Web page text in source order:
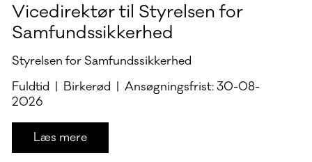
Vicedirektør til Styrelsen for
Samfundssikkerhed
Styrelsen for Samfundssikkerhed
Fuldtid | Birkerød | Ansøgningsfrist: 30-08-
2026
Læs mere